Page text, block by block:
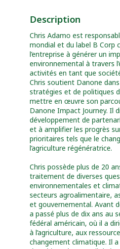
Description
Chris Adamo est
mondial et du label B Corp
l’entreprise à générer un
environnemental à travers
activités en tant que
Chris soutient Danone
stratégies et de politiques
mettre en œuvre son
Danone Impact Journey. Il
développement de
et à amplifier les progrès
prioritaires tels que le
l’agriculture régénératrice.
Chris possède plus de 20
traitement de diverses
environnementales et
secteurs agroalimentaire,
et gouvernemental. Avant
a passé plus de dix ans au
fédéral américain, où il a
à l’agriculture, aux
changement climatique. Il